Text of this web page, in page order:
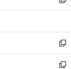
開
ウ
開
く
ン
ウ
で
開
く
ウ
ン
ド
ウ
で
し
ウ
ィ
ン
ド
新
し
い
新